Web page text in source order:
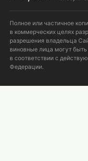
Полное или частичное
в коммерческих целях
разрешения владельца
виновные лица могут
в соответствии с
Федерации.